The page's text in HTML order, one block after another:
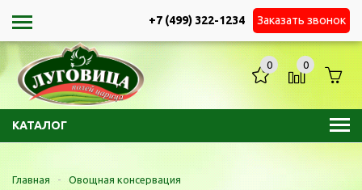
+7 (499) 322-1234 Заказать звонок
КАТАЛОГ
0 0
Главная -
Овощная консервация